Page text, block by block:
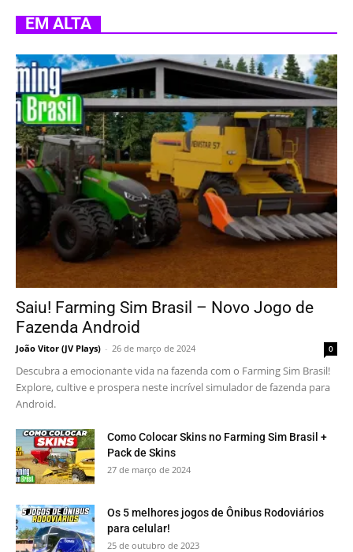
EM ALTA
Saiu! Farming Sim Brasil – Novo Jogo de
Fazenda Android
João Vitor (JV Plays) - 26 de março de 2024 0
Descubra a emocionante vida na fazenda com o Farming Sim Brasil!
Explore, cultive e prospera neste incrível simulador de fazenda para
Android.
Como Colocar Skins no Farming Sim Brasil +
Pack de Skins
27 de março de 2024
Os 5 melhores jogos de Ônibus Rodoviários
para celular!
25 de outubro de 2023